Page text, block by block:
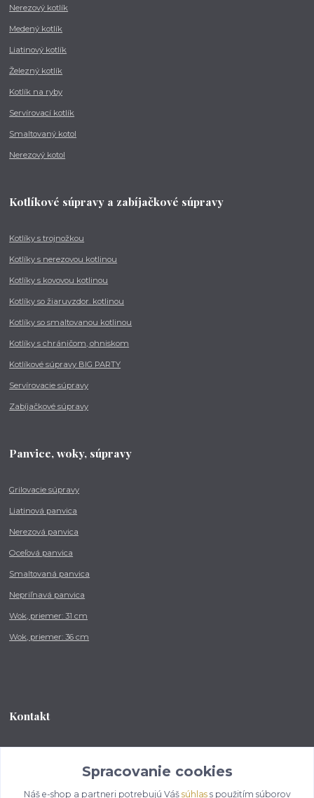
Nerezový kotlík
Medený kotlík
Liatinový kotlík
Železný kotlík
Kotlík na ryby
Servírovací kotlík
Smaltovaný kotol
Nerezový kotol
Kotlíkové súpravy a zabíjačkové súpravy
Kotlíky s trojnožkou
Kotlíky s nerezovou kotlinou
Kotlíky s kovovou kotlinou
Kotlíky so žiaruvzdor. kotlinou
Kotlíky so smaltovanou kotlinou
Kotlíky s chráničom, ohniskom
Kotlíkové súpravy BIG PARTY
Servírovacie súpravy
Zabíjačkové súpravy
Panvice, woky, súpravy
Grilovacie súpravy
Liatinová panvica
Nerezová panvica
Oceľová panvica
Smaltovaná panvica
Nepriľnavá panvica
Wok, priemer: 31 cm
Wok, priemer: 36 cm
Kontakt
od 8:00 - do 16:00 hodSpracovanie cookies
Náš e-shop a partneri potrebujú Váš súhlass použitím súborov